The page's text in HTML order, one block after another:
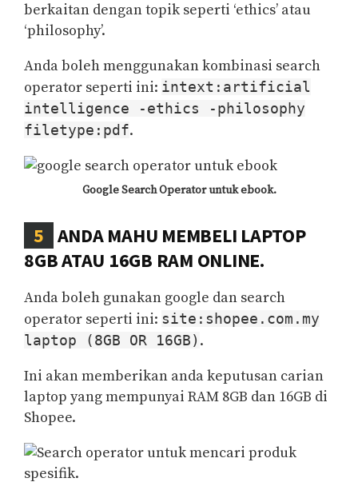
berkaitan dengan topik seperti ‘ethics’ atau
‘philosophy’.
Anda boleh menggunakan kombinasi search
operator seperti ini: intext:artificial
intelligence -ethics -philosophy
filetype:pdf.
Google Search Operator untuk ebook.
5 ANDA MAHU MEMBELI LAPTOP
8GB ATAU 16GB RAM ONLINE.
Anda boleh gunakan google dan search
operator seperti ini: site:shopee.com.my
laptop (8GB OR 16GB) .
Ini akan memberikan anda keputusan carian
laptop yang mempunyai RAM 8GB dan 16GB di
Shopee.